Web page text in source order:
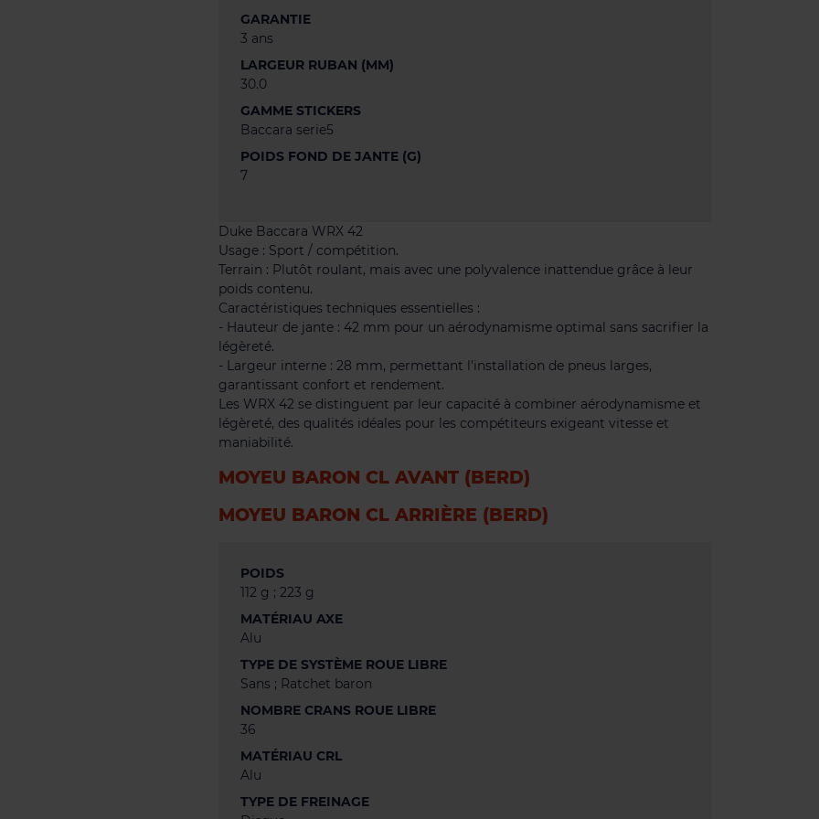
GARANTIE
3 ans
LARGEUR RUBAN (MM)
30.0
GAMME STICKERS
Baccara serie5
POIDS FOND DE JANTE (G)
7
Duke Baccara WRX 42
Usage : Sport / compétition.
Terrain : Plutôt roulant, mais avec une polyvalence inattendue grâce à leur
poids contenu.
Caractéristiques techniques essentielles :
- Hauteur de jante : 42 mm pour un aérodynamisme optimal sans sacrifier la
légèreté.
- Largeur interne : 28 mm, permettant l'installation de pneus larges,
garantissant confort et rendement.
Les WRX 42 se distinguent par leur capacité à combiner aérodynamisme et
légèreté, des qualités idéales pour les compétiteurs exigeant vitesse et
maniabilité.
MOYEU BARON CL AVANT (BERD)
MOYEU BARON CL ARRIÈRE (BERD)
POIDS
112 g ; 223 g
MATÉRIAU AXE
Alu
TYPE DE SYSTÈME ROUE LIBRE
Sans ; Ratchet baron
NOMBRE CRANS ROUE LIBRE
36
MATÉRIAU CRL
Alu
TYPE DE FREINAGE